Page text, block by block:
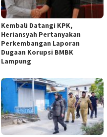
Kembali Datangi KPK,
Heriansyah Pertanyakan
Perkembangan Laporan
Dugaan Korupsi BMBK
Lampung